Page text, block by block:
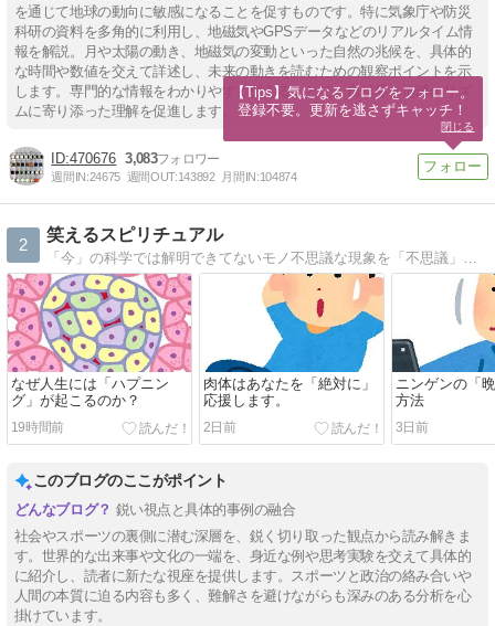
を通じて地球の動向に敏感になることを促すものです。特に気象庁や防災
科研の資料を多角的に利用し、地磁気やGPSデータなどのリアルタイム情
報を解説。月や太陽の動き、地磁気の変動といった自然の兆候を、具体的
な時間や数値を交えて詳述し、未来の動きを読むための観察ポイントを示
します。専門的な情報をわかりやすく伝えることで、自然界と地球のリズ
ムに寄り添った理解を促進します。
470676 3,083
週間IN:24675 週間OUT:143892 月間IN:104874
2
笑えるスピリチュアル
「今」の科学では解明できてないモノ不思議な現象を「不思議」で諦めず、その裏に新たな法則を解明する。それが科学では？
なぜ人生には「ハプニン
グ」が起こるのか？
19時間前
肉体はあなたを「絶対に」
応援します。
2日前
ニンゲンの「
方法
3日前
このブログのここがポイント
鋭い視点と具体的事例の融合
社会やスポーツの裏側に潜む深層を、鋭く切り取った観点から読み解きま
す。世界的な出来事や文化の一端を、身近な例や思考実験を交えて具体的
に紹介し、読者に新たな視座を提供します。スポーツと政治の絡み合いや
人間の本質に迫る内容も多く、難解さを避けながらも深みのある分析を心
掛けています。
【Tips】気になるブログをフォロー。
登録不要。更新を逃さずキャッチ！
閉じる